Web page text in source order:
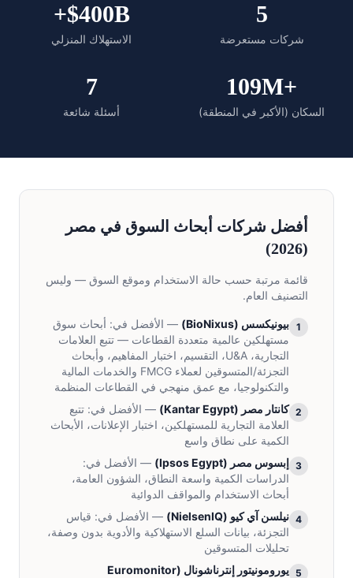
5
شركات مستعرضة
$400B+
الاستهلاك المنزلي
+109M
السكان (الأكبر في المنطقة)
7
أسئلة شائعة
أفضل شركات أبحاث السوق في مصر
(2026)
قائمة مرتبة حسب حالة الاستخدام وموقع السوق — وليس
التصنيف العام.
1 بيونيكسس (
BioNixus
) — الأفضل في: أبحاث سوق
مستهلكين عالمية متعددة القطاعات — تتبع العلامات
التجارية، U&A، التقسيم، اختبار المفاهيم، وأبحاث
التجزئة/المتسوقين لعملاء FMCG والخدمات المالية
والتكنولوجيا، مع عمق منهجي في القطاعات المنظمة
2 كانتار مصر (
Kantar Egypt
) — الأفضل في: تتبع
العلامة التجارية للمستهلكين، اختبار الإعلانات، الأبحاث
الكمية على نطاق واسع
3 إبسوس مصر (
Ipsos Egypt
) — الأفضل في:
الدراسات الكمية واسعة النطاق، الشؤون العامة،
أبحاث الاستخدام والمواقف الدوائية
4 نيلسن آي كيو (
NielsenIQ
) — الأفضل في: قياس
التجزئة، بيانات السلع الاستهلاكية والأدوية بدون وصفة،
تحليلات المتسوقين
5 يورومونيتور إنترناشونال (
Euromonitor